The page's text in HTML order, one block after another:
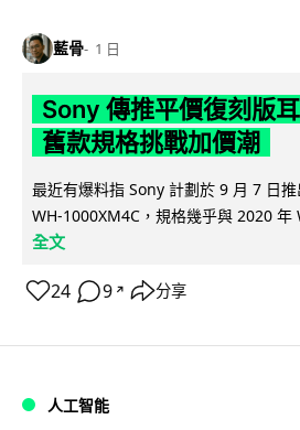
藍骨 1 日
Sony 傳推平價復刻版
舊款規格挑戰加價潮
最近有爆料指 Sony 計劃於 9 月 7 日
WH-1000XM4C，規格幾乎與 2020 年
全文
24 9 ↗ 分享
人工智能